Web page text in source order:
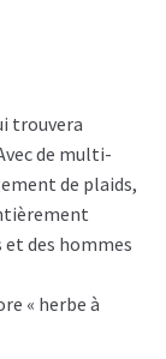
trouvera
de multi-
de plaids,
et des hommes
« herbe à